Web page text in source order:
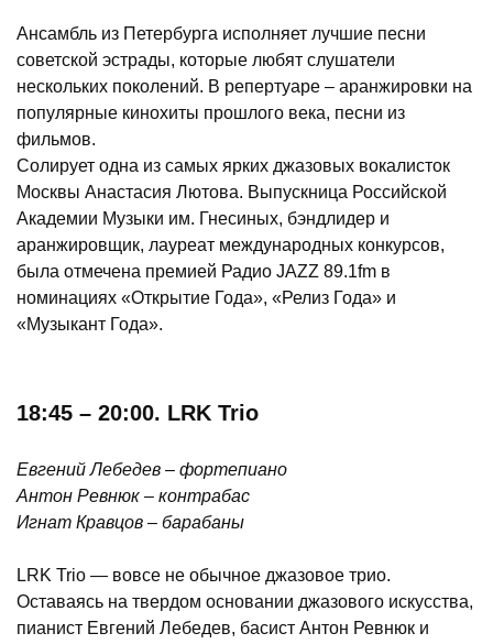
Ансамбль из Петербурга исполняет лучшие песни
советской эстрады, которые любят слушатели
нескольких поколений. В репертуаре – аранжировки на
популярные кинохиты прошлого века, песни из
фильмов.
Солирует одна из самых ярких джазовых вокалисток
Москвы Анастасия Лютова. Выпускница Российской
Академии Музыки им. Гнесиных, бэндлидер и
аранжировщик, лауреат международных конкурсов,
была отмечена премией Радио JAZZ 89.1fm в
номинациях «Открытие Года», «Релиз Года» и
«Музыкант Года».
18:45 – 20:00. LRK Trio
Евгений Лебедев – фортепиано
Антон Ревнюк – контрабас
Игнат Кравцов – барабаны
LRK Trio — вовсе не обычное джазовое трио.
Оставаясь на твердом основании джазового искусства,
пианист Евгений Лебедев, басист Антон Ревнюк и